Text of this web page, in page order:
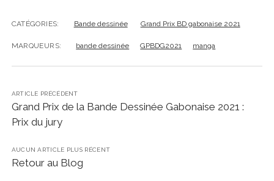
CATÉGORIES: Bande dessinée Grand Prix BD gabonaise 2021
MARQUEURS: bande dessinée GPBDG2021 manga
ARTICLE PRÉCÉDENT
Grand Prix de la Bande Dessinée Gabonaise 2021 :
Prix du jury
AUCUN ARTICLE PLUS RÉCENT
Retour au Blog